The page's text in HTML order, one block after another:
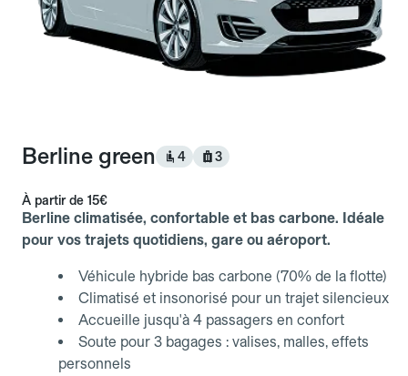
Berline green 4 3
À partir de 15€
Berline climatisée, confortable et bas carbone. Idéale
pour vos trajets quotidiens, gare ou aéroport.
Véhicule hybride bas carbone (70% de la flotte)
Climatisé et insonorisé pour un trajet silencieux
Accueille jusqu'à 4 passagers en confort
Soute pour 3 bagages : valises, malles, effets
personnels